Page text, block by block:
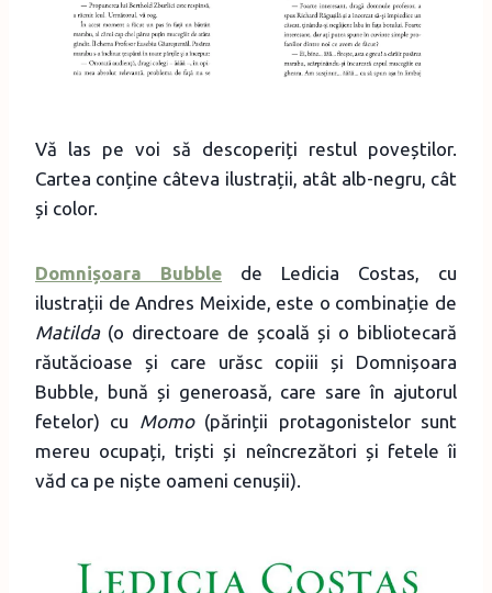
Vă las pe voi să descoperiți restul poveștilor.
Cartea conține câteva ilustrații, atât alb-negru, cât
și color.
Domnișoara Bubble
de Ledicia Costas, cu
ilustrații de Andres Meixide, este o combinație de
Matilda(o directoare de școală și o bibliotecară
răutăcioase și care urăsc copiii și Domnișoara
Bubble, bună și generoasă, care sare în ajutorul
fetelor) cu Momo(părinții protagonistelor sunt
mereu ocupați, triști și neîncrezători și fetele îi
văd ca pe niște oameni cenușii).